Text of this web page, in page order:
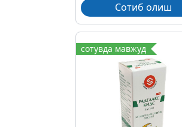
Сотиб олиш
сотувда мавжуд